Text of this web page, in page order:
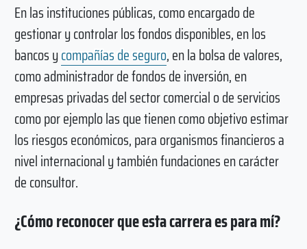
En las instituciones públicas, como encargado de
gestionar y controlar los fondos disponibles, en los
bancos ycompañías de seguro, en la bolsa de valores,
como administrador de fondos de inversión, en
empresas privadas del sector comercial o de servicios
como por ejemplo las que tienen como objetivo estimar
los riesgos económicos, para organismos financieros a
nivel internacional y también fundaciones en carácter
de consultor.
¿Cómo reconocer que esta carrera es para mí?